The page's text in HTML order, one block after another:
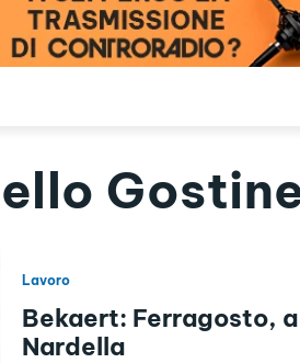
Lavoro
Bekaert: Ferragosto,
Nardella